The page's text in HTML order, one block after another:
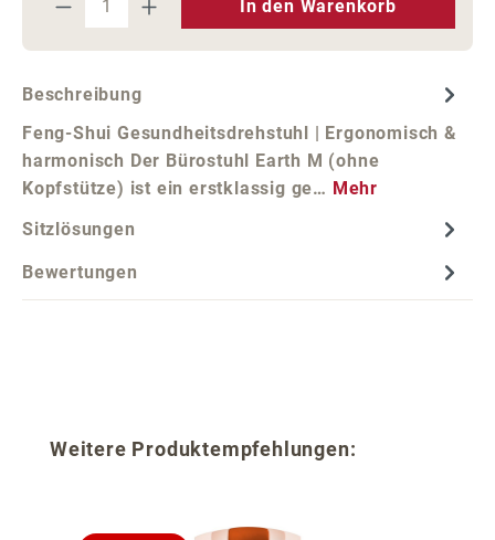
In den Warenkorb
Beschreibung
Feng-Shui Gesundheitsdrehstuhl | Ergonomisch &
harmonisch Der Bürostuhl Earth M (ohne
Kopfstütze) ist ein erstklassig ge… Mehr
Sitzlösungen
Bewertungen
Produktgalerie überspringen
Weitere Produktempfehlungen: